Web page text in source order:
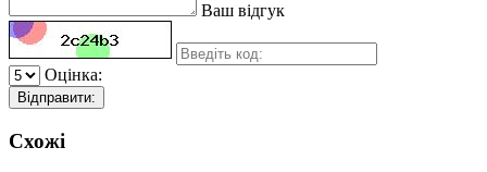
Ваш відгук
Оцінка:
Відправити:
Схожі